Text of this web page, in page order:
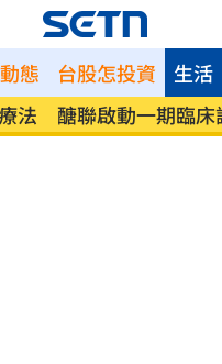
態 台股怎投資
生活
法 醣聯啟動一期臨床